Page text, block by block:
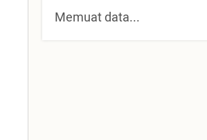
Memuat data...